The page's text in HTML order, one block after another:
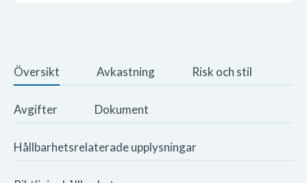
Översikt Avkastning Risk och stil
Avgifter Dokument
Hållbarhetsrelaterade upplysningar